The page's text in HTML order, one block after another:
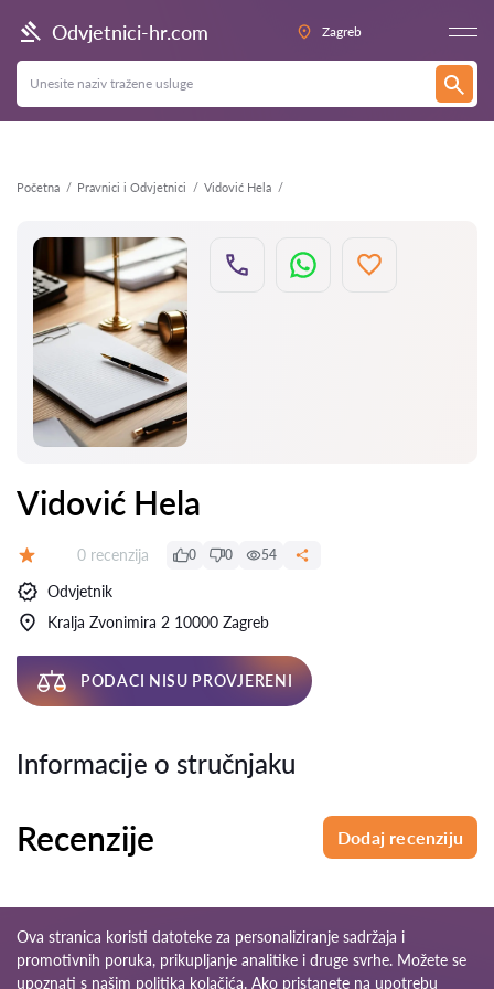
Odvjetnici-hr.com Zagreb
Početna Pravnici i Odvjetnici Vidović Hela
Natrag
Vidović Hela
Recenzija:
0 recenzija 0 0 54
Odvjetnik
Kralja Zvonimira 2 10000 Zagreb
PODACI NISU PROVJERENI
Informacije o stručnjaku
Recenzije Dodaj recenziju
Ova stranica koristi datoteke za personaliziranje sadržaja i
promotivnih poruka, prikupljanje analitike i druge svrhe. Možete se
upoznati s našim politika kolačića. Ako pristanete na upotrebu